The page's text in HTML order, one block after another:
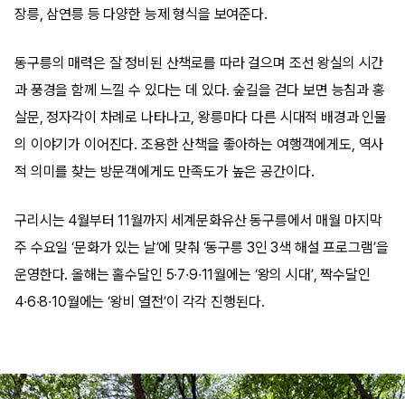
장릉, 삼연릉 등 다양한 능제 형식을 보여준다.
동구릉의 매력은 잘 정비된 산책로를 따라 걸으며 조선 왕실의 시간
과 풍경을 함께 느낄 수 있다는 데 있다. 숲길을 걷다 보면 능침과 홍
살문, 정자각이 차례로 나타나고, 왕릉마다 다른 시대적 배경과 인물
의 이야기가 이어진다. 조용한 산책을 좋아하는 여행객에게도, 역사
적 의미를 찾는 방문객에게도 만족도가 높은 공간이다.
구리시는 4월부터 11월까지 세계문화유산 동구릉에서 매월 마지막
주 수요일 ‘문화가 있는 날’에 맞춰 ‘동구릉 3인 3색 해설 프로그램’을
운영한다. 올해는 홀수달인 5·7·9·11월에는 ‘왕의 시대’, 짝수달인
4·6·8·10월에는 ‘왕비 열전’이 각각 진행된다.